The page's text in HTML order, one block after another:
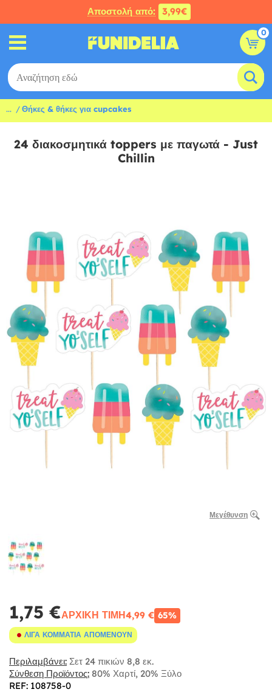
Αποστολή από: 3,99€
0
... Θήκες & θήκες για cupcakes
24 διακοσμητικά toppers με παγωτά - Just
Chillin
Μεγέθυνση
1,75 €ΑΡΧΙΚΉ ΤΙΜΉ4,99 € 65%
ΛΊΓΑ ΚΟΜΜΆΤΙΑ ΑΠΟΜΈΝΟΥΝ
Περιλαμβάνει: Σετ 24 πικιών 8,8 εκ.
Σύνθεση Προϊόντος: 80% Χαρτί, 20% Ξύλο
REF: 108758-0